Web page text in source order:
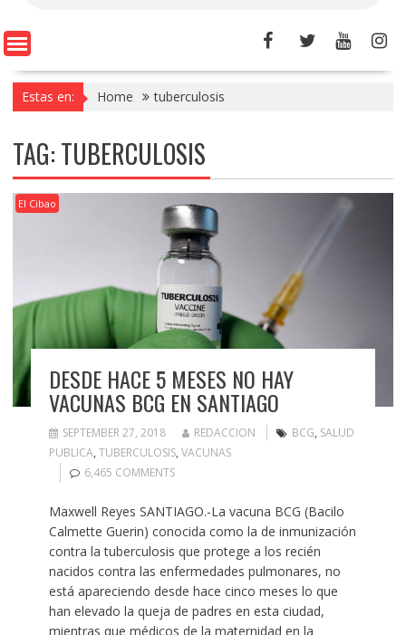
Estas en: Home tuberculosis
TAG:TUBERCULOSIS
El Cibao
DESDE HACE 5 MESES NO HAY
VACUNAS BCG EN SANTIAGO
SEPTEMBER 27, 2018 REDACCION BCG, SALUD
PUBLICA, TUBERCULOSIS, VACUNAS
6,465 COMMENTS
Maxwell Reyes SANTIAGO.-La vacuna BCG (Bacilo
Calmette Guerin) conocida como la de inmunización
contra la tuberculosis que protege a los recién
nacidos contra las enfermedades pulmonares, no
está apareciendo desde hace cinco meses lo que
han elevado la queja de padres en esta ciudad,
mientras que médicos de la maternidad en la